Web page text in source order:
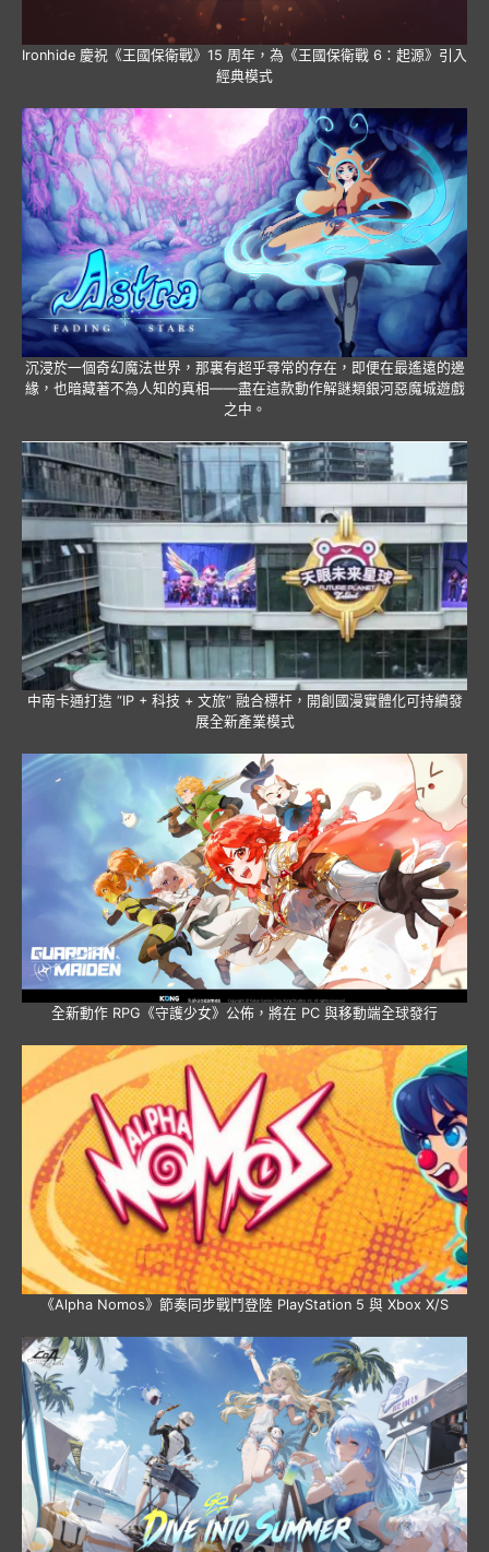
Ironhide 慶祝《王國保衛戰》15 周年，為《王國保衛戰 6：起源》引入
經典模式
沉浸於一個奇幻魔法世界，那裏有超乎尋常的存在，即便在最遙遠的邊
緣，也暗藏著不為人知的真相——盡在這款動作解謎類銀河惡魔城遊戲
之中。
中南卡通打造 “IP + 科技 + 文旅” 融合標杆，開創國漫實體化可持續發
展全新產業模式
全新動作 RPG《守護少女》公佈，將在 PC 與移動端全球發行
《Alpha Nomos》節奏同步戰鬥登陸 PlayStation 5 與 Xbox X/S